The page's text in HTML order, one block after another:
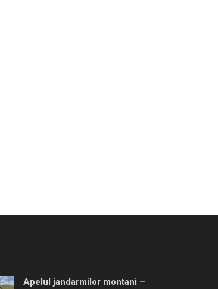
Apelul jandarmilor montani –